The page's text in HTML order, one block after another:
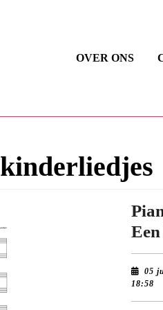
OVER ONS
kinderliedjes
05
18:58